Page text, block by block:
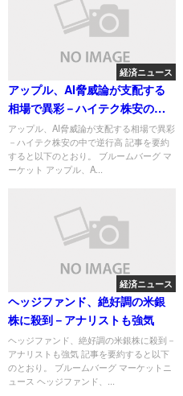
経済ニュース
アップル、AI脅威論が支配する
相場で異彩－ハイテク株安の中
で逆行高
アップル、AI脅威論が支配する相場で異彩
－ハイテク株安の中で逆行高 記事を要約
すると以下のとおり。 ブルームバーグ マ
ーケット アップル、A...
経済ニュース
ヘッジファンド、絶好調の米銀
株に殺到－アナリストも強気
ヘッジファンド、絶好調の米銀株に殺到－
アナリストも強気 記事を要約すると以下
のとおり。 ブルームバーグ マーケットニ
ュース ヘッジファンド、...